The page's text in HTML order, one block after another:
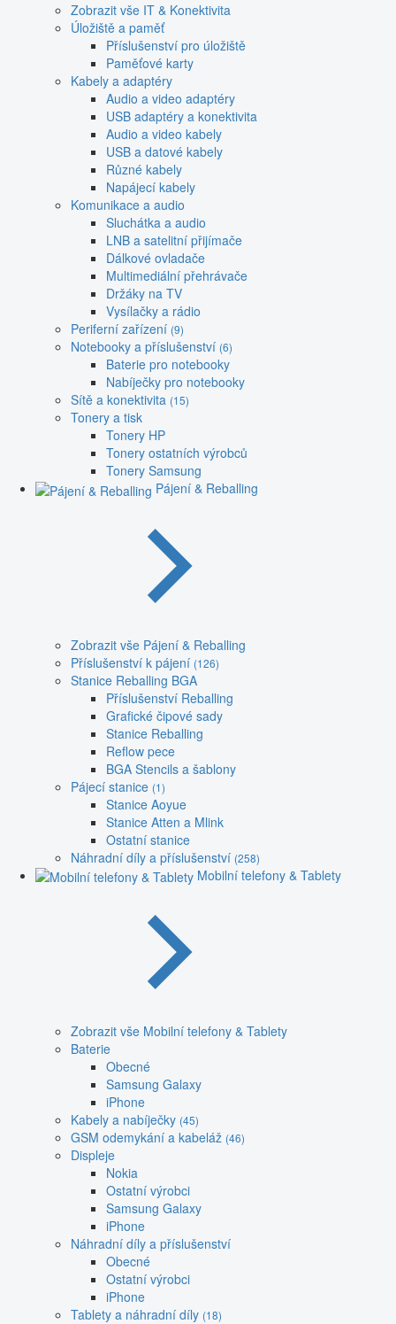
Zobrazit vše IT & Konektivita
Úložiště a paměť
Příslušenství pro úložiště
Paměťové karty
Kabely a adaptéry
Audio a video adaptéry
USB adaptéry a konektivita
Audio a video kabely
USB a datové kabely
Různé kabely
Napájecí kabely
Komunikace a audio
Sluchátka a audio
LNB a satelitní přijímače
Dálkové ovladače
Multimediální přehrávače
Držáky na TV
Vysílačky a rádio
Periferní zařízení (9)
Notebooky a příslušenství (6)
Baterie pro notebooky
Nabíječky pro notebooky
Sítě a konektivita (15)
Tonery a tisk
Tonery HP
Tonery ostatních výrobců
Tonery Samsung
Pájení & Reballing
Zobrazit vše Pájení & Reballing
Příslušenství k pájení (126)
Stanice Reballing BGA
Příslušenství Reballing
Grafické čipové sady
Stanice Reballing
Reflow pece
BGA Stencils a šablony
Pájecí stanice (1)
Stanice Aoyue
Stanice Atten a Mlink
Ostatní stanice
Náhradní díly a příslušenství (258)
Mobilní telefony & Tablety
Zobrazit vše Mobilní telefony & Tablety
Baterie
Obecné
Samsung Galaxy
iPhone
Kabely a nabíječky (45)
GSM odemykání a kabeláž (46)
Displeje
Nokia
Ostatní výrobci
Samsung Galaxy
iPhone
Náhradní díly a příslušenství
Obecné
Ostatní výrobci
iPhone
Tablety a náhradní díly (18)